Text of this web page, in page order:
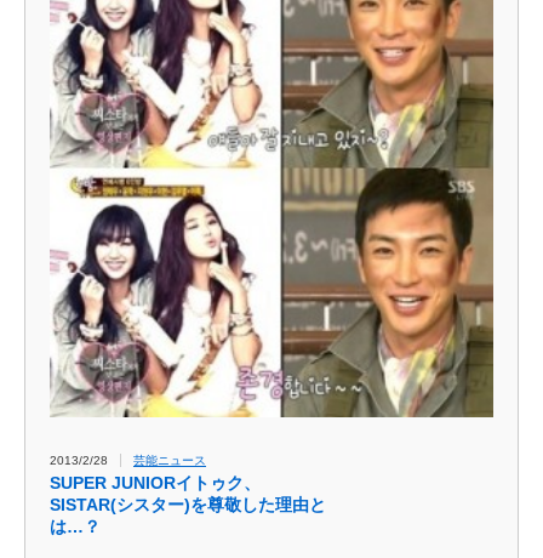
2013/2/28 芸能ニュース
SUPER JUNIORイトゥク、
SISTAR(シスター)を尊敬した理由と
は…？